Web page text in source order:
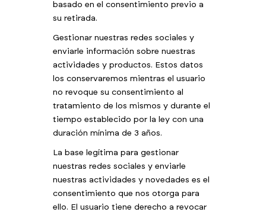
basado en el consentimiento previo a
su retirada.
Gestionar nuestras redes sociales y
enviarle información sobre nuestras
actividades y productos. Estos datos
los conservaremos mientras el usuario
no revoque su consentimiento al
tratamiento de los mismos y durante el
tiempo establecido por la ley con una
duración mínima de 3 años.
La base legítima para gestionar
nuestras redes sociales y enviarle
nuestras actividades y novedades es el
consentimiento que nos otorga para
ello. El usuario tiene derecho a revocar